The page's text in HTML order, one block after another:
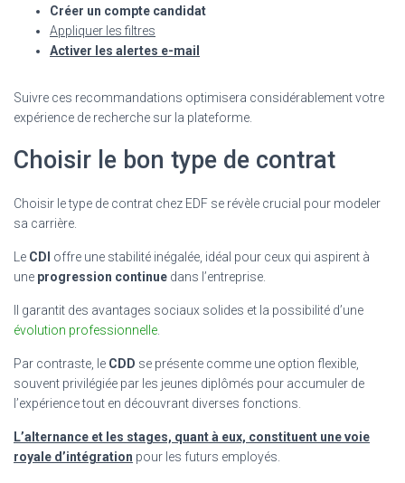
Créer un compte candidat
Appliquer les filtres
Activer les alertes e-mail
Suivre ces recommandations optimisera considérablement votre
expérience de recherche sur la plateforme.
Choisir le bon type de contrat
Choisir le type de contrat chez EDF se révèle crucial pour modeler
sa carrière.
Le CDI offre une stabilité inégalée, idéal pour ceux qui aspirent à
une progression continue dans l’entreprise.
Il garantit des avantages sociaux solides et la possibilité d’une
évolution professionnelle
Par contraste, le CDD se présente comme une option flexible,
souvent privilégiée par les jeunes diplômés pour accumuler de
l’expérience tout en découvrant diverses fonctions.
L’alternance et les stages, quant à eux, constituent une voie
royale d’intégration pour les futurs employés.